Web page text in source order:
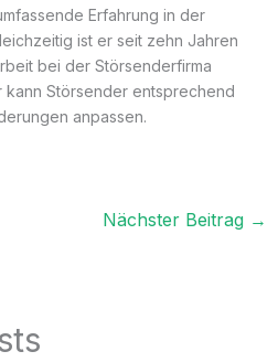
Erfahrung in der
ist er seit zehn Jahren
bei der Störsenderfirma
kann Störsender entsprechend
anpassen.
Nächster Beitrag →